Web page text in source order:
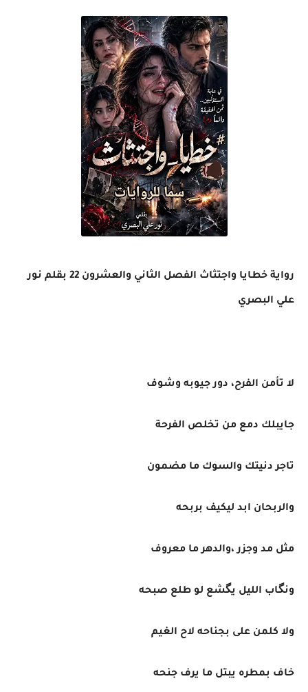
رواية خطايا واجتثاث الفصل الثاني والعشرون 22 بقلم نور
علي البصري
لا تأمن الفرح، دور جيوبه وشوف
جايبلك دمع من تخلص الفرحة
تاجر دنيتك والسوك ما مضمون
والربحان ابد ليكيف بربحه
مثل مد وجزر ،والدهر ما معروف
ونگاب الليل يگشع لو طلع صبحه
ولا كلمن على بجناحه لاح الغيم
خاف بمطره يبتل ما يرف جنحه